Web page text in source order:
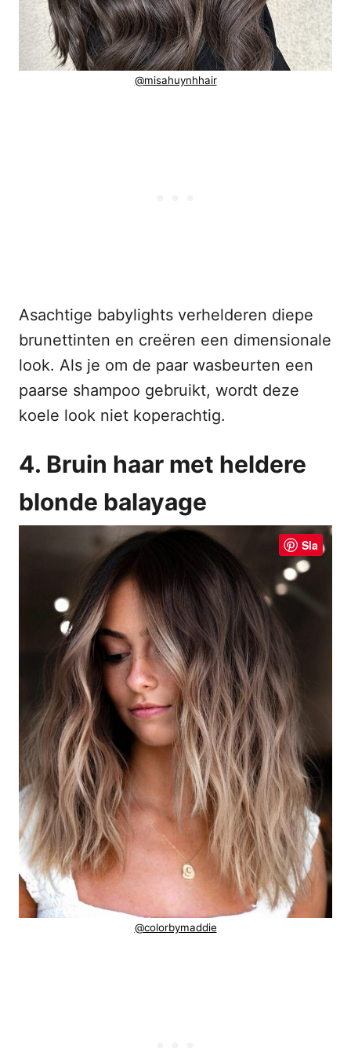
@misahuynhhair
Asachtige babylights verhelderen diepe
brunettinten en creëren een dimensionale
look. Als je om de paar wasbeurten een
paarse shampoo gebruikt, wordt deze
koele look niet koperachtig.
4. Bruin haar met heldere
blonde balayage
Sla
@colorbymaddie